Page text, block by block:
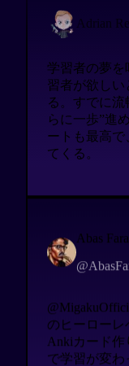
Adrian
学習者の夢を
習者が欲しい
る。すでに流
らに一歩”進
ートも最高で
てくる。
Abas
のヒーロー
Ankiカード
で学習が変